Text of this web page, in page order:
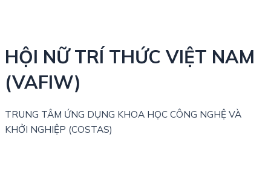
HỘI NỮ TRÍ THỨC VIỆT NAM
(VAFIW)
TRUNG TÂM ỨNG DỤNG KHOA HỌC CÔNG NGHỆ VÀ
KHỞI NGHIỆP (COSTAS)